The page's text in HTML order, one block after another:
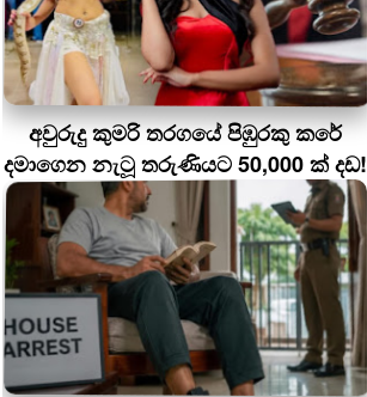
අවුරුදු කුමරි තරගයේ පිඹුරකු කරේ
දමාගෙන නැටූ තරුණියට 50,000 ක් දඩ!